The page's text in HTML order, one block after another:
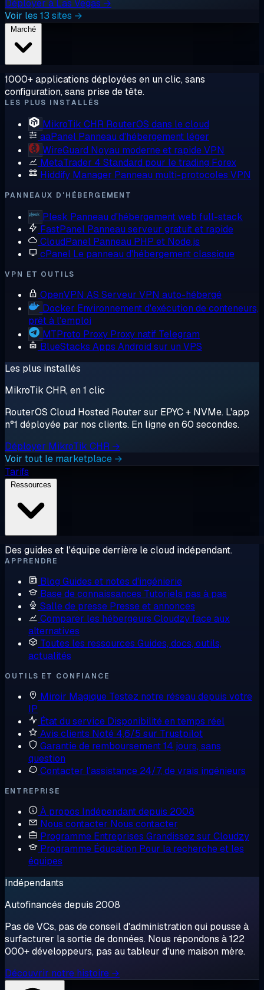
Déployer à Las Vegas →
Voir les 13 sites →
1000+ applications déployées en un clic, sans
configuration, sans prise de tête.
LES PLUS INSTALLÉS
MikroTik CHR RouterOS dans le cloud
aaPanel Panneau d'hébergement léger
WireGuard Noyau moderne et rapide VPN
MetaTrader 4 Standard pour le trading Forex
Hiddify Manager Panneau multi-protocoles VPN
PANNEAUX D'HÉBERGEMENT
Plesk Panneau d'hébergement web full-stack
FastPanel Panneau serveur gratuit et rapide
CloudPanel Panneau PHP et Node.js
cPanel Le panneau d'hébergement classique
VPN ET OUTILS
OpenVPN AS Serveur VPN auto-hébergé
Docker Environnement d'exécution de conteneurs,
prêt à l'emploi
MTProto Proxy Proxy natif Telegram
BlueStacks Apps Android sur un VPS
Les plus installés
MikroTik CHR, en 1 clic
RouterOS Cloud Hosted Router sur EPYC + NVMe. L'app
n°1 déployée par nos clients. En ligne en 60 secondes.
Déployer MikroTik CHR →
Voir tout le marketplace →
Tarifs
Des guides et l'équipe derrière le cloud indépendant.
APPRENDRE
Blog Guides et notes d'ingénierie
Base de connaissances Tutoriels pas à pas
Salle de presse Presse et annonces
Comparer les hébergeurs Cloudzy face aux
alternatives
Toutes les ressources Guides, docs, outils,
actualités
OUTILS ET CONFIANCE
Miroir Magique Testez notre réseau depuis votre
IP
État du service Disponibilité en temps réel
Avis clients Noté 4,6/5 sur Trustpilot
Garantie de remboursement14 jours, sans
question
Contacter l'assistance 24/7, de vrais ingénieurs
ENTREPRISE
À propos Indépendant depuis 2008
Nous contacter Nous contacter
Programme Entreprises Grandissez sur Cloudzy
Programme Éducation Pour la recherche et les
équipes
Indépendants
Autofinancés depuis 2008
Pas de VCs, pas de conseil d'administration qui pousse à
surfacturer la sortie de données. Nous répondons à 122
000+ développeurs, pas au tableur d'une maison mère.
Découvrir notre histoire →